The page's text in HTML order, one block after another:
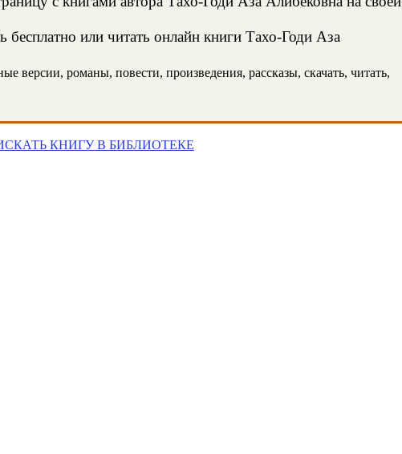
бесплатно или читать онлайн книги Тахо-Годи Аза
версии, романы, повести, произведения, рассказы, скачать, читать,
КНИГУ В БИБЛИОТЕКЕ